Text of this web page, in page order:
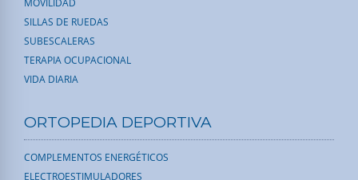
MOVILIDAD
SILLAS DE RUEDAS
SUBESCALERAS
TERAPIA OCUPACIONAL
VIDA DIARIA
ORTOPEDIA DEPORTIVA
COMPLEMENTOS ENERGÉTICOS
ELECTROESTIMULADORES